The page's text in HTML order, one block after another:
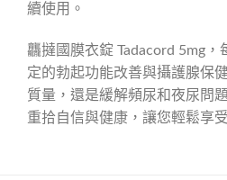
續使用。
龘撻國膜衣錠 Tadacord 5mg
定的勃起功能改善與攝護腺保
質量，還是緩解頻尿和夜尿問
重拾自信與健康，讓您輕鬆享